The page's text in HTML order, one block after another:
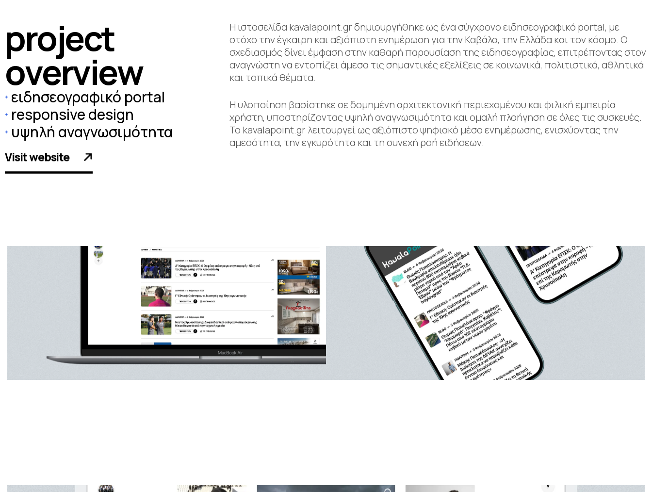
project
overview
ειδησεογραφικό portal
responsive design
υψηλή αναγνωσιμότητα
Visit website
Η ιστοσελίδα kavalapoint.gr δημιουργήθηκε ως ένα σύγχρονο ειδησεογραφικό portal, με
στόχο την έγκαιρη και αξιόπιστη ενημέρωση για την Καβάλα, την Ελλάδα και τον κόσμο. Ο
σχεδιασμός δίνει έμφαση στην καθαρή παρουσίαση της ειδησεογραφίας, επιτρέποντας στον
αναγνώστη να εντοπίζει άμεσα τις σημαντικές εξελίξεις σε κοινωνικά, πολιτιστικά, αθλητικά
και τοπικά θέματα.
Η υλοποίηση βασίστηκε σε δομημένη αρχιτεκτονική περιεχομένου και φιλική εμπειρία
χρήστη, υποστηρίζοντας υψηλή αναγνωσιμότητα και ομαλή πλοήγηση σε όλες τις συσκευές.
Το kavalapoint.gr λειτουργεί ως αξιόπιστο ψηφιακό μέσο ενημέρωσης, ενισχύοντας την
αμεσότητα, την εγκυρότητα και τη συνεχή ροή ειδήσεων.